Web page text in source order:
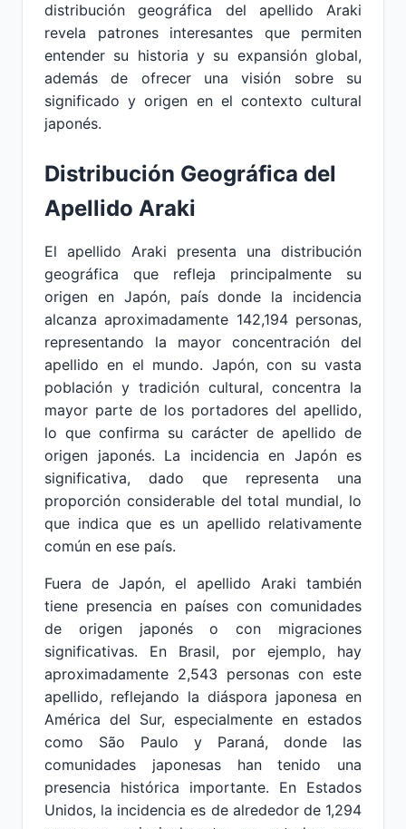
distribución geográfica del apellido Araki
revela patrones interesantes que permiten
entender su historia y su expansión global,
además de ofrecer una visión sobre su
significado y origen en el contexto cultural
japonés.
Distribución Geográfica del
Apellido Araki
El apellido Araki presenta una distribución
geográfica que refleja principalmente su
origen en Japón, país donde la incidencia
alcanza aproximadamente 142,194 personas,
representando la mayor concentración del
apellido en el mundo. Japón, con su vasta
población y tradición cultural, concentra la
mayor parte de los portadores del apellido,
lo que confirma su carácter de apellido de
origen japonés. La incidencia en Japón es
significativa, dado que representa una
proporción considerable del total mundial, lo
que indica que es un apellido relativamente
común en ese país.
Fuera de Japón, el apellido Araki también
tiene presencia en países con comunidades
de origen japonés o con migraciones
significativas. En Brasil, por ejemplo, hay
aproximadamente 2,543 personas con este
apellido, reflejando la diáspora japonesa en
América del Sur, especialmente en estados
como São Paulo y Paraná, donde las
comunidades japonesas han tenido una
presencia histórica importante. En Estados
Unidos, la incidencia es de alrededor de 1,294